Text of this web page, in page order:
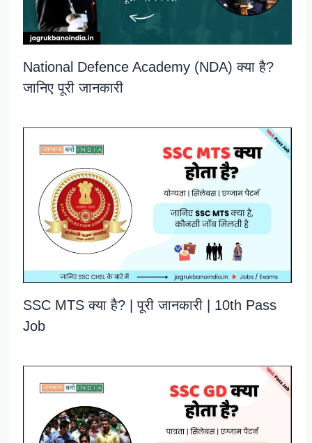
National Defence Academy (NDA) क्या है?
जानिए पूरी जानकारी
SSC MTS क्या है? | पूरी जानकारी | 10th Pass
Job